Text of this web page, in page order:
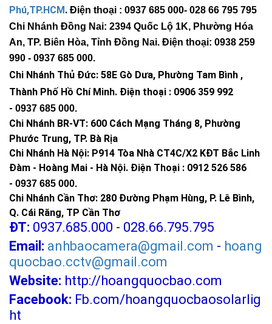
Phú,TP.HCM. Điện thoại : 0937 685 000- 028 66 795 795
Chi Nhánh Đồng Nai: 2394 Quốc Lộ 1K, Phường Hóa
An, TP. Biên Hòa, Tỉnh Đồng Nai. Điện thoại: 0938 259
990 - 0937 685 000.
Chi Nhánh Thủ Đức: 58E Gò Dưa, Phường Tam Bình ,
Thành Phố Hồ Chí Minh. Điện thoại : 0906 359 992
- 0937 685 000.
Chi Nhánh BR-VT: 600 Cách Mạng Tháng 8, Phường
Phước Trung, TP. Bà Rịa
Chi Nhánh Hà Nội: P914 Tòa Nhà CT4C/X2 KĐT Bắc Linh
Đàm - Hoàng Mai - Hà Nội. Điện Thoại : 0912 526 586
- 0937 685 000.
Chi Nhánh Cần Thơ: 280 Đường Phạm Hùng, P. Lê Bình,
Q. Cái Răng, TP Cần Thơ
ĐT: 0937.685.000 - 028.66.795.795
Email: anhbaocamera@gmail.com - hoang
quocbao.cctv@gmail.com
Website: http://hoangquocbao.com
Facebook: Fb.com/hoangquocbaosolarlig
ht